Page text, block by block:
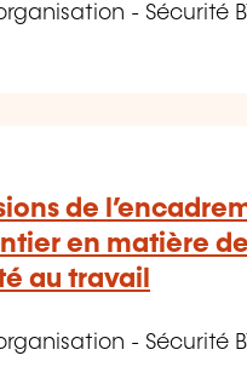
- Sécurité
de
en matière
au travail
- Sécurité